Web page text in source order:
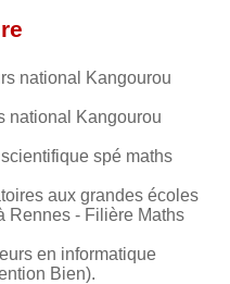
national Kangourou
national Kangourou
spé maths
aux grandes écoles
Rennes - Filière Maths
en informatique
Bien).